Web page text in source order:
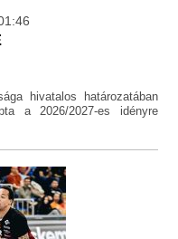
hivatalos határozatában
a 2026/2027-es idényre